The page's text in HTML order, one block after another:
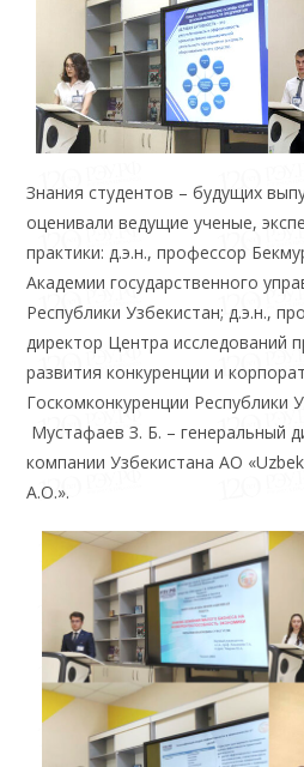
Знания студентов – будущих
оценивали ведущие ученые,
практики: д.э.н., профессор
Академии государственного
Республики Узбекистан; д.э.н.,
директор Центра исследований
развития конкуренции и
Госкомконкуренции Республики
Мустафаев З. Б. – генеральный
компании Узбекистана АО
A.O.».